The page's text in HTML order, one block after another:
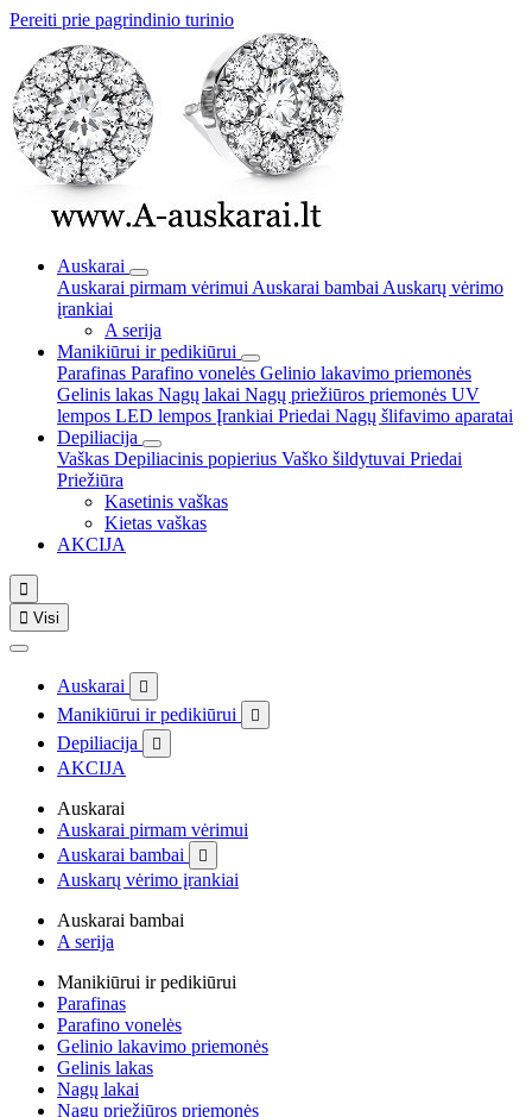
Pereiti prie pagrindinio turinio
Auskarai
Auskarai pirmam vėrimui Auskarai bambai Auskarų vėrimo
įrankiai
A serija
Manikiūrui ir pedikiūrui
Parafinas Parafino vonelės Gelinio lakavimo priemonės
Gelinis lakas Nagų lakai Nagų priežiūros priemonės UV
lempos LED lempos Įrankiai Priedai Nagų šlifavimo aparatai
Depiliacija
Vaškas Depiliacinis popierius Vaško šildytuvai Priedai
Priežiūra
Kasetinis vaškas
Kietas vaškas
AKCIJA

 Visi
Auskarai 
Manikiūrui ir pedikiūrui 
Depiliacija 
AKCIJA
Auskarai
Auskarai pirmam vėrimui
Auskarai bambai

Auskarų vėrimo įrankiai
Auskarai bambai
A serija
Manikiūrui ir pedikiūrui
Parafinas
Parafino vonelės
Gelinio lakavimo priemonės
Gelinis lakas
Nagų lakai
Nagų priežiūros priemonės